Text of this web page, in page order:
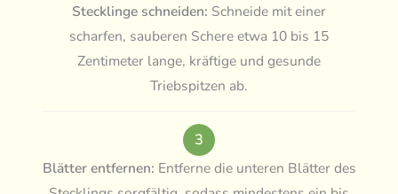
Stecklinge schneiden: Schneide mit einer
scharfen, sauberen Schere etwa 10 bis 15
Zentimeter lange, kräftige und gesunde
Triebspitzen ab.
3
Blätter entfernen: Entferne die unteren Blätter des